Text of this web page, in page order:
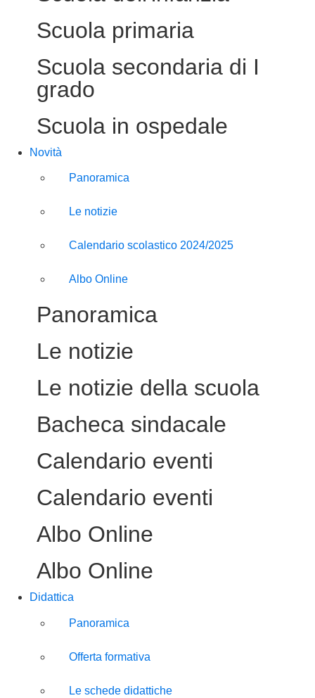
Scuola primaria
Scuola secondaria di I
grado
Scuola in ospedale
Novità
Panoramica
Le notizie
Calendario scolastico 2024/2025
Albo Online
Panoramica
Le notizie
Le notizie della scuola
Bacheca sindacale
Calendario eventi
Calendario eventi
Albo Online
Albo Online
Didattica
Panoramica
Offerta formativa
Le schede didattiche